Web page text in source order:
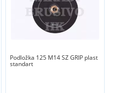
Podložka 125 M14 SZ GRIP plast
standart